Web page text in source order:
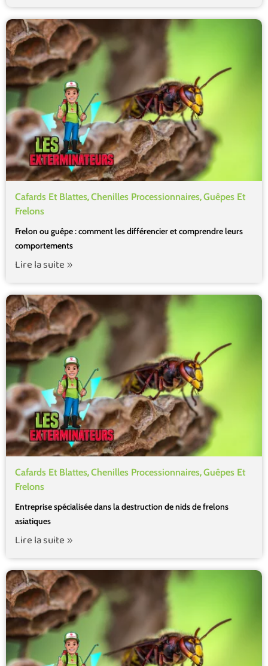
Cafards Et Blattes,Chenilles Processionnaires,Guêpes Et
Frelons
Frelon ou guêpe : comment les différencier et comprendre leurs
comportements
Lire la suite
Cafards Et Blattes,Chenilles Processionnaires,Guêpes Et
Frelons
Entreprise spécialisée dans la destruction de nids de frelons
asiatiques
Lire la suite